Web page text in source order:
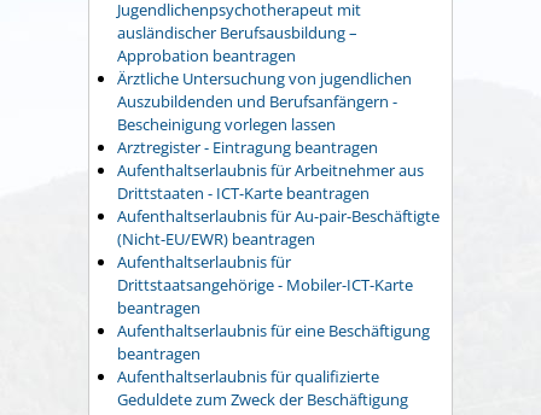
Jugendlichenpsychotherapeut mit
ausländischer Berufsausbildung –
Approbation beantragen
Ärztliche Untersuchung von jugendlichen
Auszubildenden und Berufsanfängern -
Bescheinigung vorlegen lassen
Arztregister - Eintragung beantragen
Aufenthaltserlaubnis für Arbeitnehmer aus
Drittstaaten - ICT-Karte beantragen
Aufenthaltserlaubnis für Au-pair-Beschäftigte
(Nicht-EU/EWR) beantragen
Aufenthaltserlaubnis für
Drittstaatsangehörige - Mobiler-ICT-Karte
beantragen
Aufenthaltserlaubnis für eine Beschäftigung
beantragen
Aufenthaltserlaubnis für qualifizierte
Geduldete zum Zweck der Beschäftigung